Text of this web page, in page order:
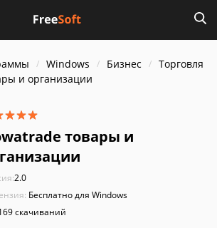
Windows Бизнес
Торговля
и организации
товары и
2.0
Бесплатно для Windows
скачиваний